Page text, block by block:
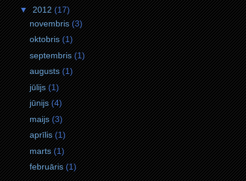
▼2012(17)
novembris(3)
oktobris(1)
septembris(1)
augusts(1)
jūlijs(1)
jūnijs(4)
maijs(3)
aprīlis(1)
marts(1)
februāris(1)